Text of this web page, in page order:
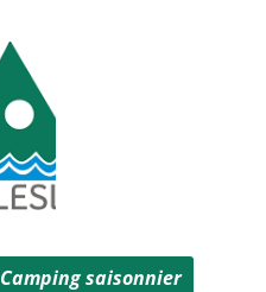
Camping saisonnier